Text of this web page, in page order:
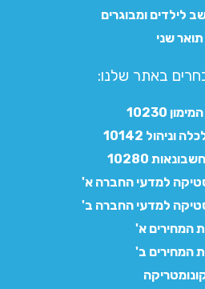
לילדים ומבוגרים
תואר שני
באתר שלנו:​
10230
וניהול 10142
10280
למדעי החברה א'
למדעי החברה ב'
המחירים א'
המחירים ב'